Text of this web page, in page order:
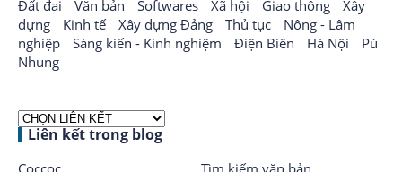
Đất đai Văn bản Softwares Xã hội Giao thông
Xây
dựng
Kinh tế Xây dựng Đảng Thủ tục
Nông - Lâm
nghiệp
Sáng kiến - Kinh nghiệm Điện Biên Hà Nội
Pú
Nhung
Liên kết trong blog
Coccoc Tìm kiếm văn bản